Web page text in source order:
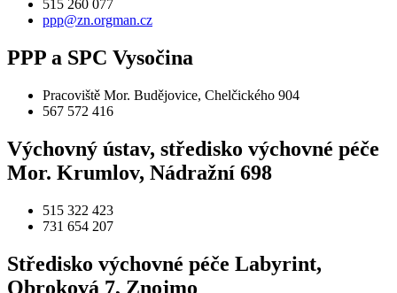
515 260 077
ppp@zn.orgman.cz
PPP a SPC Vysočina
Pracoviště Mor. Budějovice, Chelčického 904
567 572 416
Výchovný ústav, středisko výchovné péče
Mor. Krumlov, Nádražní 698
515 322 423
731 654 207
Středisko výchovné péče Labyrint,
Obroková 7, Znojmo